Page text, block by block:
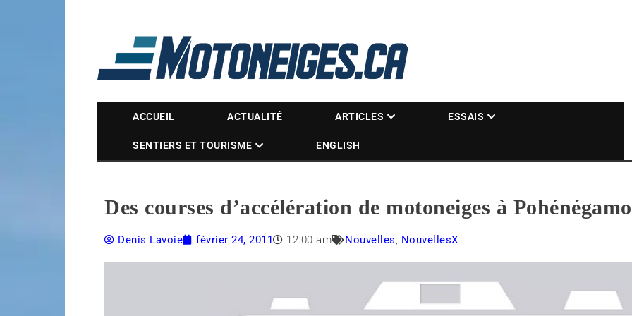
Magazine Motoneiges.ca
ACCUEIL ACTUALITÉ ARTICLES ESSAIS
SENTIERS ET TOURISME ENGLISH
Des courses d’accélération de motoneiges à
Denis Lavoie février 24, 2011 12:00 am Nouvelles, NouvellesX